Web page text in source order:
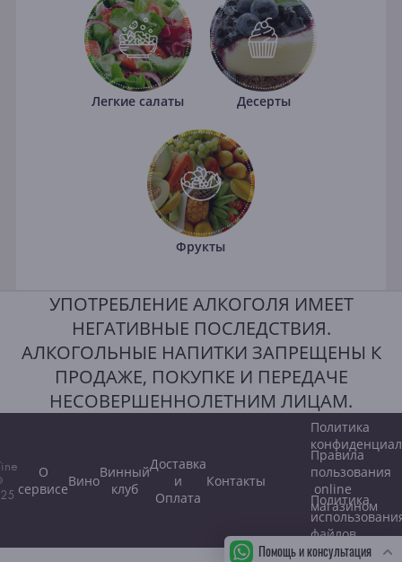
Помощь и консультация
Легкие салаты Десерты
Фрукты
УПОТРЕБЛЕНИЕ АЛКОГОЛЯ ИМЕЕТ
НЕГАТИВНЫЕ ПОСЛЕДСТВИЯ.
АЛКОГОЛЬНЫЕ НАПИТКИ ЗАПРЕЩЕНЫ К
ПРОДАЖЕ, ПОКУПКЕ И ПЕРЕДАЧЕ
НЕСОВЕРШЕННОЛЕТНИМ ЛИЦАМ.
О
сервисеВиноВинный
клуб
Доставка
и
Оплата
Контакты
Политика
Правила
пользования
online
магазином
Политика
файлов
cookie